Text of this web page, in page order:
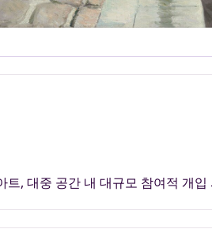
트, 대중 공간 내 대규모 참여적 개